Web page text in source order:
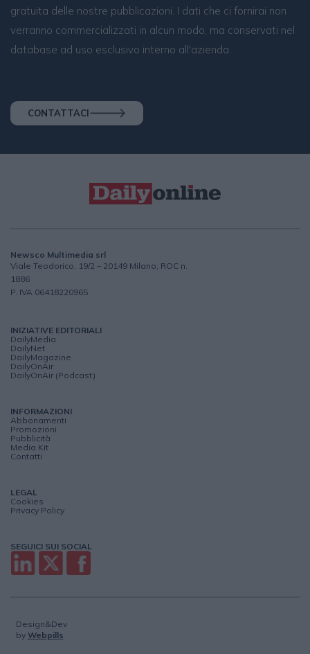
gratuita delle nostre pubblicazioni. I dati che ci fornirai non
verranno commercializzati in alcun modo, ma conservati nel
database ad uso esclusivo interno all'azienda.
CONTATTACI
Newsco Multimedia srl
Viale Teodorico, 19/2 – 20149 Milano, ROC n.
1886
P. IVA 06418220965
INIZIATIVE EDITORIALI
DailyMedia
DailyNet
DailyMagazine
DailyOnAir
DailyOnAir (Podcast)
INFORMAZIONI
Abbonamenti
Promozioni
Pubblicità
Media Kit
Contatti
LEGAL
Cookies
Privacy Policy
SEGUICI SUI SOCIAL
Design&Dev
by Webpills